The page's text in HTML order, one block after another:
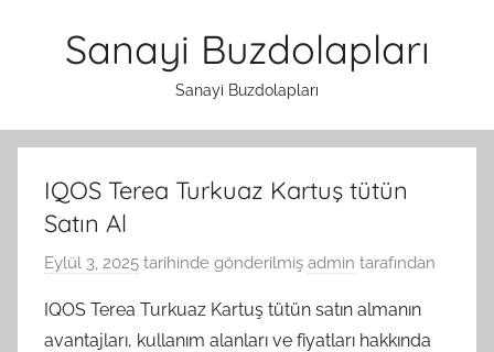
Sanayi Buzdolapları
Sanayi Buzdolapları
IQOS Terea Turkuaz Kartuş tütün
Satın Al
Eylül 3, 2025 tarihinde gönderilmiş admin tarafından
IQOS Terea Turkuaz Kartuş tütün satın almanın
avantajları, kullanım alanları ve fiyatları hakkında